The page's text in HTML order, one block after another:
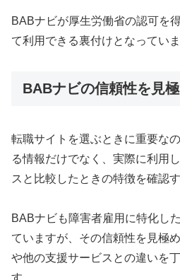
BABナビが厚生労働省の認可を
て利用できる裏付けとなっていま
BABナビの信頼性を見
転職サイトを選ぶときに重要な
る情報だけでなく、実際に利用
スと比較したときの特徴を確認
BABナビも障害者雇用に特化し
ていますが、その信頼性を見極
や他の支援サービスとの違いを